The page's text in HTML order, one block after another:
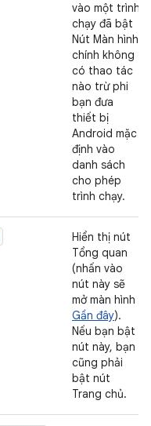
vào một trình
chạy đã bật
Nút Màn hình
chính không
có thao tác
nào trừ phi
bạn đưa
thiết bị
Android mặc
định vào
danh sách
cho phép
trình chạy.
Hiển thị nút
Tổng quan
(nhấn vào
nút này sẽ
mở màn hình
Gần đây).
Nếu bạn bật
nút này, bạn
cũng phải
bật nút
Trang chủ.